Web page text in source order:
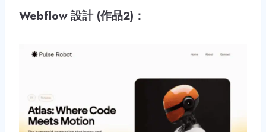
Webflow 設計 (作品2)：